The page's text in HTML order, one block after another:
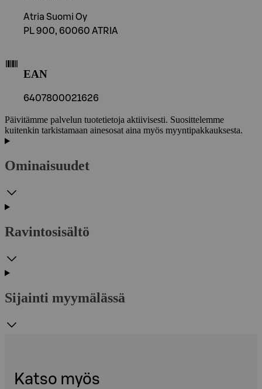
Atria Suomi Oy
PL 900, 60060 ATRIA
EAN
6407800021626
Päivitämme palvelun tuotetietoja aktiivisesti. Suosittelemme
kuitenkin tarkistamaan ainesosat aina myös myyntipakkauksesta.
Ominaisuudet
Ravintosisältö
Sijainti myymälässä
Katso myös